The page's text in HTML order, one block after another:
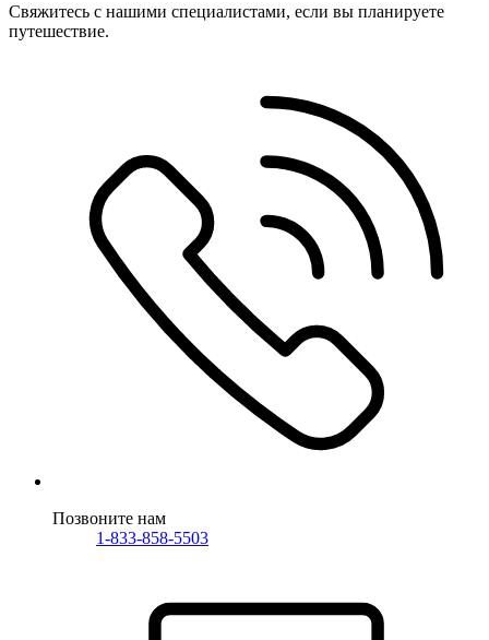
Свяжитесь с нашими специалистами, если вы планируете
путешествие.
Позвоните нам
1-833-858-5503